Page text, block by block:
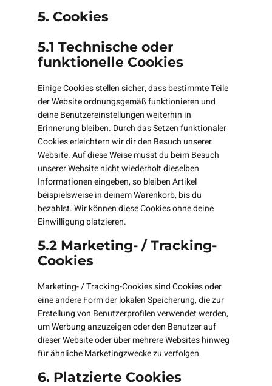
5. Cookies
5.1 Technische oder
funktionelle Cookies
Einige Cookies stellen sicher, dass bestimmte Teile
der Website ordnungsgemäß funktionieren und
deine Benutzereinstellungen weiterhin in
Erinnerung bleiben. Durch das Setzen funktionaler
Cookies erleichtern wir dir den Besuch unserer
Website. Auf diese Weise musst du beim Besuch
unserer Website nicht wiederholt dieselben
Informationen eingeben, so bleiben Artikel
beispielsweise in deinem Warenkorb, bis du
bezahlst. Wir können diese Cookies ohne deine
Einwilligung platzieren.
5.2 Marketing- / Tracking-
Cookies
Marketing- / Tracking-Cookies sind Cookies oder
eine andere Form der lokalen Speicherung, die zur
Erstellung von Benutzerprofilen verwendet werden,
um Werbung anzuzeigen oder den Benutzer auf
dieser Website oder über mehrere Websites hinweg
für ähnliche Marketingzwecke zu verfolgen.
6. Platzierte Cookies